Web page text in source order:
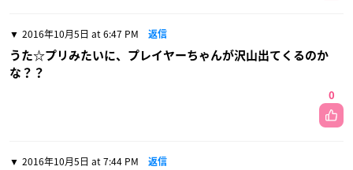
2016年10月5日 at 6:47 PM 返信
うた☆プリみたいに、プレイヤーちゃんが沢山出てくるのか
な？？
0
2016年10月5日 at 7:44 PM 返信